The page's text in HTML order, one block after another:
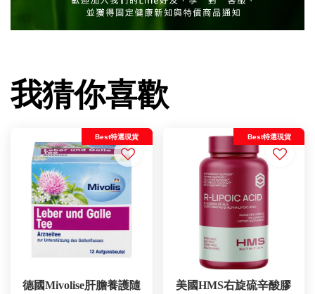
我猜你喜歡
Best特選現貨
德國Mivolise肝膽養護隨
Best特選現貨
美國HMS右旋硫辛酸膠